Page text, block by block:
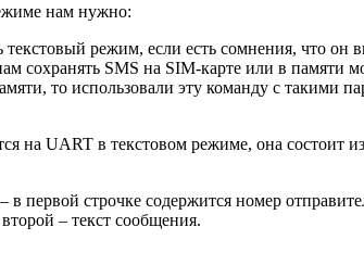
нам нужно:
режим, если есть сомнения, что он
сохранять SMS на SIM-карте или в памяти
то использовали эту команду с такими
на UART в текстовом режиме, она состоит
в первой строчке содержится номер
– текст сообщения.